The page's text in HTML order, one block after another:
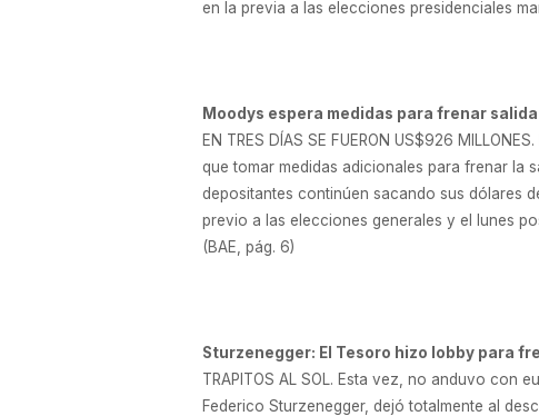
en la previa a las elecciones presidenciales
Moodys espera medidas para frenar
EN TRES DÍAS SE FUERON US$926
que tomar medidas adicionales para frenar la
depositantes continúen sacando sus dólares
previo a las elecciones generales y el lunes
(BAE, pág. 6)
Sturzenegger: El Tesoro hizo lobby para
TRAPITOS AL SOL. Esta vez, no anduvo con
Federico Sturzenegger, dejó totalmente al